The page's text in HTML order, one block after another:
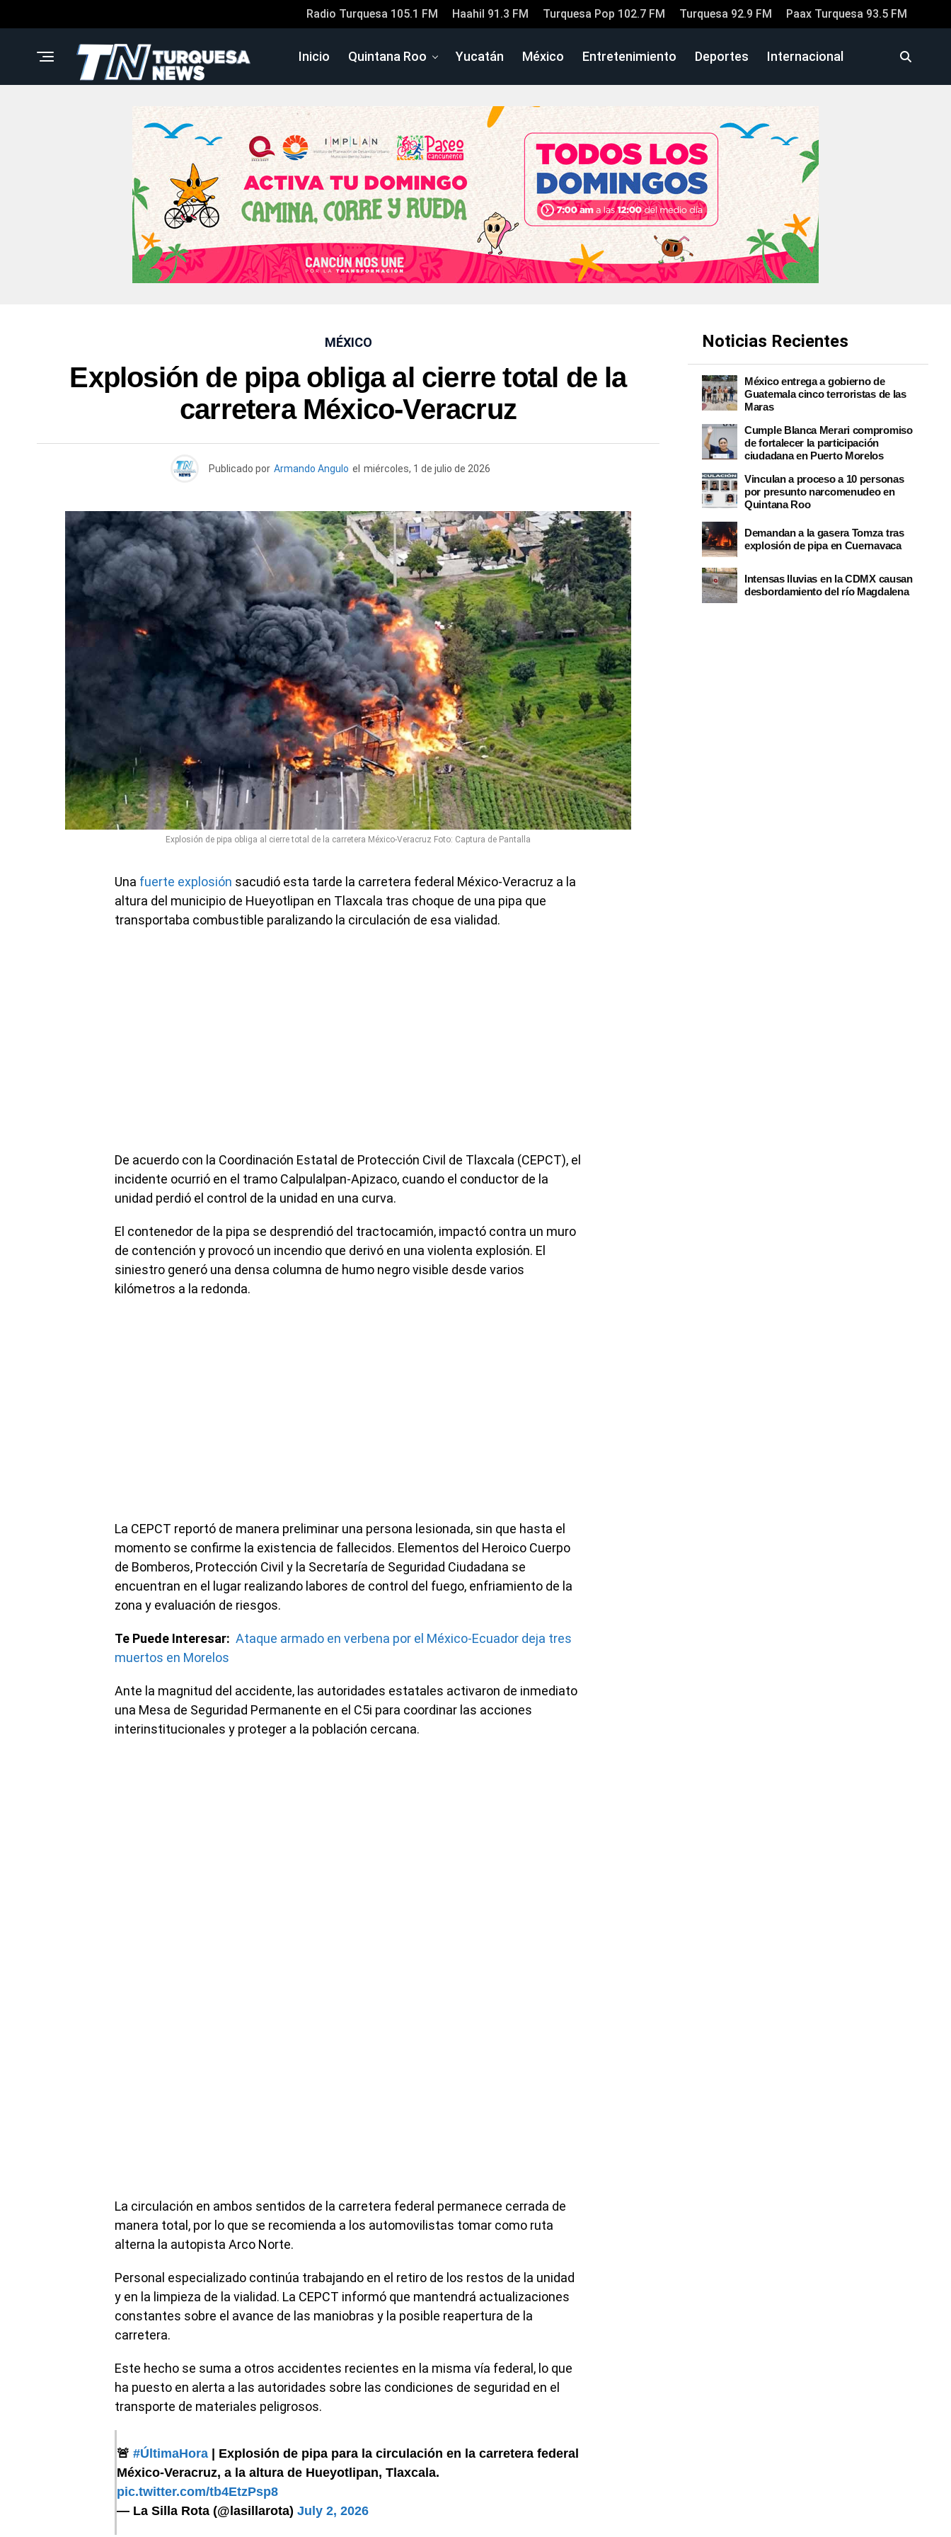
Radio Turquesa 105.1 FM Haahil 91.3 FM Turquesa Pop 102.7 FM Turquesa 92.9 FM Paax Turquesa 93.5 FM
Inicio Quintana Roo Yucatán México Entretenimiento Deportes Internacional
MÉXICO
Explosión de pipa obliga al cierre total de la
carretera México-Veracruz
Publicado por Armando Angulo el miércoles, 1 de julio de 2026
Explosión de pipa obliga al cierre total de la carretera México-Veracruz Foto: Captura de Pantalla
Una fuerte explosión sacudió esta tarde la carretera federal México-Veracruz a la
altura del municipio de Hueyotlipan en Tlaxcala tras choque de una pipa que
transportaba combustible paralizando la circulación de esa vialidad.
De acuerdo con la Coordinación Estatal de Protección Civil de Tlaxcala (CEPCT), el
incidente ocurrió en el tramo Calpulalpan-Apizaco, cuando el conductor de la
unidad perdió el control de la unidad en una curva.
El contenedor de la pipa se desprendió del tractocamión, impactó contra un muro
de contención y provocó un incendio que derivó en una violenta explosión. El
siniestro generó una densa columna de humo negro visible desde varios
kilómetros a la redonda.
La CEPCT reportó de manera preliminar una persona lesionada, sin que hasta el
momento se confirme la existencia de fallecidos. Elementos del Heroico Cuerpo
de Bomberos, Protección Civil y la Secretaría de Seguridad Ciudadana se
encuentran en el lugar realizando labores de control del fuego, enfriamiento de la
zona y evaluación de riesgos.
Te Puede Interesar: Ataque armado en verbena por el México-Ecuador deja tres
muertos en Morelos
Ante la magnitud del accidente, las autoridades estatales activaron de inmediato
una Mesa de Seguridad Permanente en el C5i para coordinar las acciones
interinstitucionales y proteger a la población cercana.
La circulación en ambos sentidos de la carretera federal permanece cerrada de
manera total, por lo que se recomienda a los automovilistas tomar como ruta
alterna la autopista Arco Norte.
Personal especializado continúa trabajando en el retiro de los restos de la unidad
y en la limpieza de la vialidad. La CEPCT informó que mantendrá actualizaciones
constantes sobre el avance de las maniobras y la posible reapertura de la
carretera.
Este hecho se suma a otros accidentes recientes en la misma vía federal, lo que
ha puesto en alerta a las autoridades sobre las condiciones de seguridad en el
transporte de materiales peligrosos.
🚨 #ÚltimaHora | Explosión de pipa para la circulación en la carretera federal
México-Veracruz, a la altura de Hueyotlipan, Tlaxcala.
pic.twitter.com/tb4EtzPsp8
— La Silla Rota (@lasillarota) July 2, 2026
Noticias Recientes
México entrega a gobierno de
Guatemala cinco terroristas de las
Maras
Cumple Blanca Merari compromiso
de fortalecer la participación
ciudadana en Puerto Morelos
Vinculan a proceso a 10 personas
por presunto narcomenudeo en
Quintana Roo
Demandan a la gasera Tomza tras
explosión de pipa en Cuernavaca
Intensas lluvias en la CDMX causan
desbordamiento del río Magdalena